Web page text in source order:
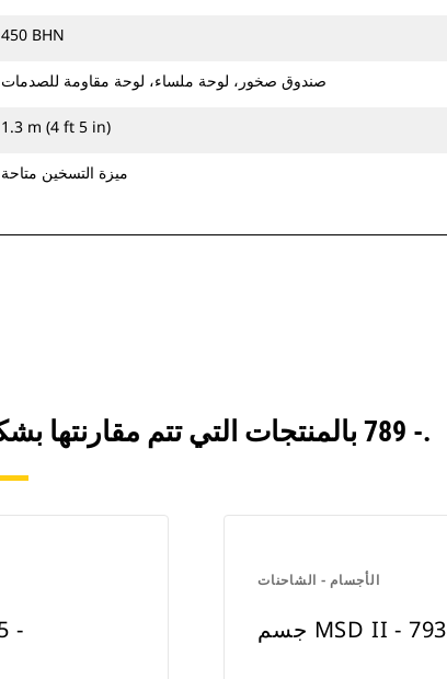
450 BHN
صندوق صخور، لوحة ملساء، لوحة مقاومة للصدمات
1.3 m (4 ft 5 in)
ميزة التسخين متاحة
انظر كيف يقارن الجسم MSD II ‏- 789 بالمنتجات التي تتم مقارنتها بشكل متكرر.
جسم MSD II ‏- 785
الأجسام - الشاحنات
جسم MSD II - 793